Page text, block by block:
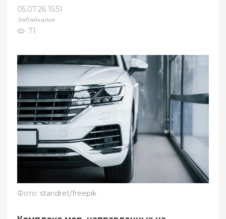
05.07.26 15:51
Забайкалье
71
Фото: standret/freepik